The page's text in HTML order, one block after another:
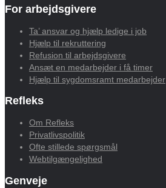
For arbejdsgivere
Ta’ ansvar og hjælp ledige i job
Hjælp til rekruttering
Refusion til arbejdsgivere
Ansæt en medarbejder i få timer
Hjælp til sygdomsramt medarbejder
Refleks
Om Refleks
Privatlivspolitik
Ofte stillede spørgsmål
Webtilgængelighed
Genveje